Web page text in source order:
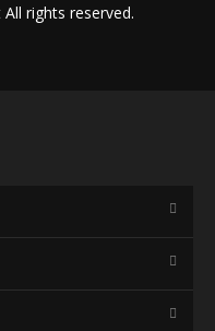
rights reserved.